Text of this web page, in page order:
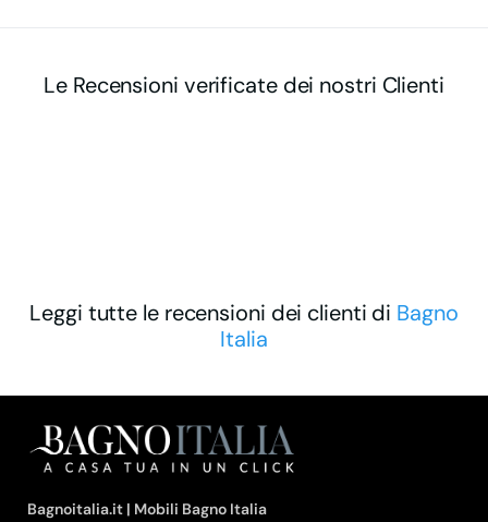
Le Recensioni verificate dei nostri Clienti
Leggi tutte le recensioni dei clienti di Bagno
Italia
Bagnoitalia.it | Mobili Bagno Italia